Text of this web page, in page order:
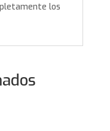
los